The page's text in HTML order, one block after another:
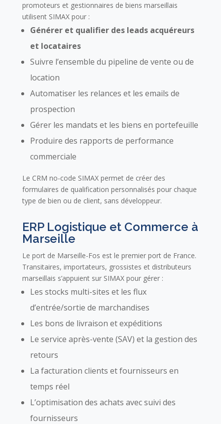
promoteurs et gestionnaires de biens marseillais
utilisent SIMAX pour :
Générer et qualifier des leads acquéreurs
et locataires
Suivre l’ensemble du pipeline de vente ou de
location
Automatiser les relances et les emails de
prospection
Gérer les mandats et les biens en portefeuille
Produire des rapports de performance
commerciale
Le CRM no-code SIMAX permet de créer des
formulaires de qualification personnalisés pour chaque
type de bien ou de client, sans développeur.
ERP Logistique et Commerce à
Marseille
Le port de Marseille-Fos est le premier port de France.
Transitaires, importateurs, grossistes et distributeurs
marseillais s’appuient sur SIMAX pour gérer :
Les stocks multi-sites et les flux
d’entrée/sortie de marchandises
Les bons de livraison et expéditions
Le service après-vente (SAV) et la gestion des
retours
La facturation clients et fournisseurs en
temps réel
L’optimisation des achats avec suivi des
fournisseurs